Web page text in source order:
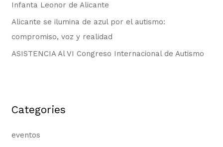
Infanta Leonor de Alicante
Alicante se ilumina de azul por el autismo:
compromiso, voz y realidad
ASISTENCIA Al VI Congreso Internacional de Autismo
Categories
eventos